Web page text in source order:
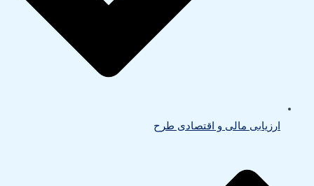
ارزیابی مالی و اقتصادی طرح